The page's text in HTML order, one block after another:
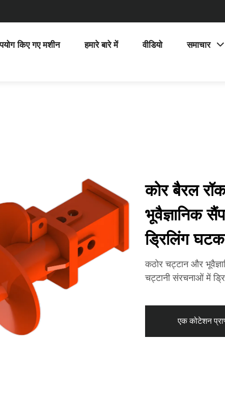
किए गए मशीन हमारे बारे में वीडियो समाचार
कोर बैरल
भूवैज्ञानिक
ड्रिलिंग घटक
कठोर चट्टान और
चट्टानी संरचनाओं में
एक कोटेशन